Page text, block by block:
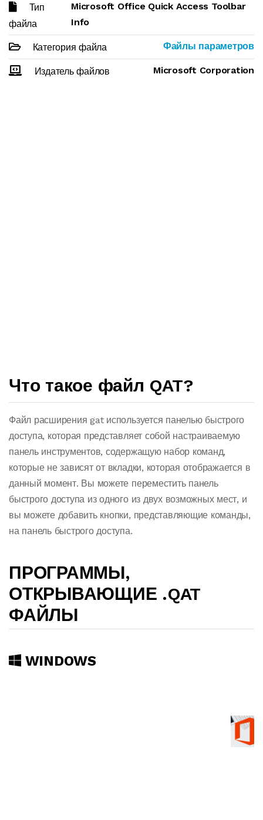
Тип
файла
Microsoft Office Quick Access Toolbar
Info
Категория файла Файлы параметров
Издатель файлов Microsoft Corporation
Что такое файл QAT?
Файл расширения gat используется панелью быстрого
доступа, которая представляет собой настраиваемую
панель инструментов, содержащую набор команд,
которые не зависят от вкладки, которая отображается в
данный момент. Вы можете переместить панель
быстрого доступа из одного из двух возможных мест, и
вы можете добавить кнопки, представляющие команды,
на панель быстрого доступа.
ПРОГРАММЫ,
ОТКРЫВАЮЩИЕ .QAT
ФАЙЛЫ
WINDOWS